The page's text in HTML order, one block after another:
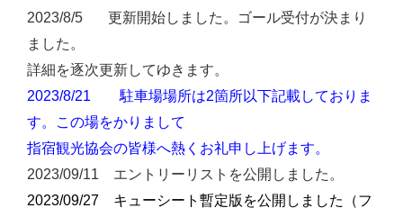
2023/8/5 更新開始しました。ゴール受付が決まり
ました。
詳細を逐次更新してゆきます。
2023/8/21 駐車場場所は2箇所以下記載しておりま
す。この場をかりまして
指宿観光協会の皆様へ熱くお礼申し上げます。
2023/09/11 エントリーリストを公開しました。
2023/09/27 キューシート暫定版を公開しました（フ